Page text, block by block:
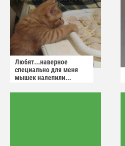
Любят...наверное
специально для меня
мышек налепили...